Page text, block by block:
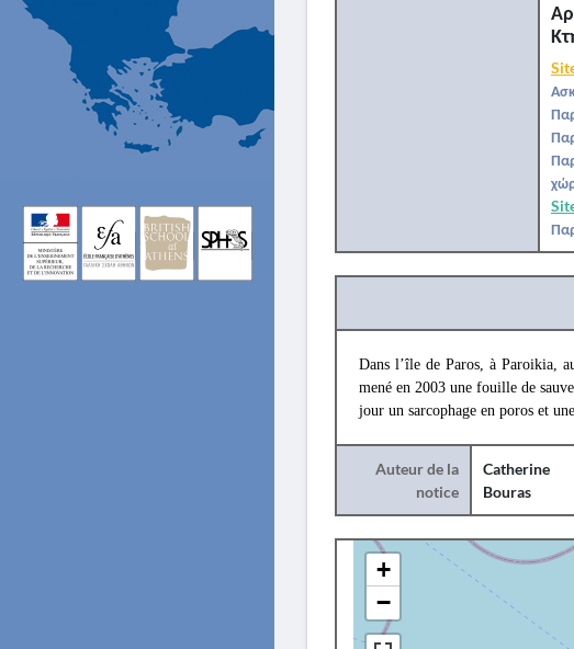
Dans l’île de Paros, à Paroikia,
mené en 2003 une fouille de
jour un sarcophage en poros et
Auteur de la
notice
Catherine
Bouras
+
−